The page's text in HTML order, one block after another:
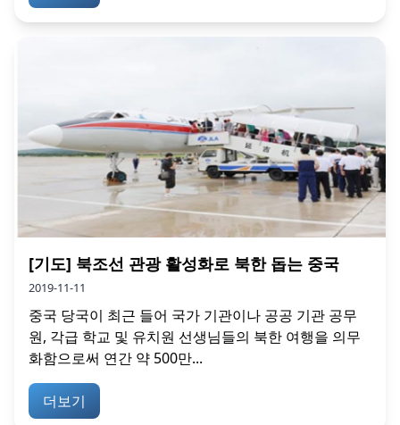
[기도] 북조선 관광 활성화로 북한 돕는 중국
2019-11-11
중국 당국이 최근 들어 국가 기관이나 공공 기관 공무
원, 각급 학교 및 유치원 선생님들의 북한 여행을 의무
화함으로써 연간 약 500만...
더보기